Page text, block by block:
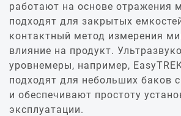
работают на основе отражения
подходят для закрытых
контактный метод измерения
влияние на продукт.
уровнемеры, например,
подходят для небольших баков
и обеспечивают простоту
эксплуатации.